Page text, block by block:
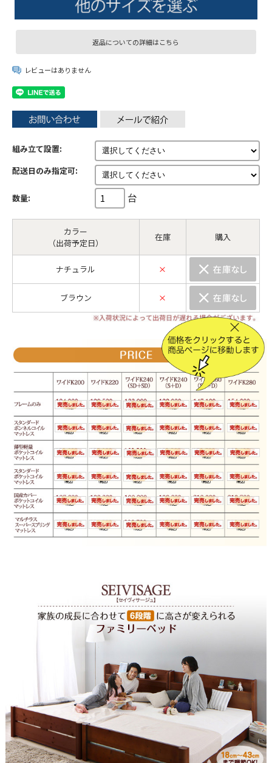
返品についての詳細はこちら
レビューはありません
組み立て設置:
配送日のみ指定可:
数量: 台
カラー
（出荷予定日）
在庫 購入
ナチュラル ×
ブラウン ×